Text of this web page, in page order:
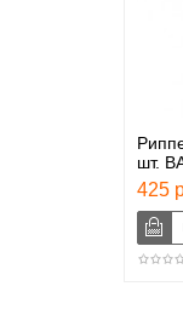
шт.
425